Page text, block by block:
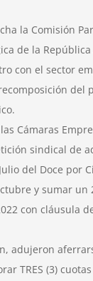
la Comisión
de la
con el sector
del
Cámaras
sindical de
del Doce por
y sumar un
con cláusula
adujeron
TRES (3)